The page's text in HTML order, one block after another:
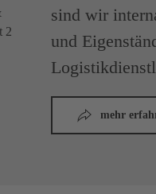
sind wir
und
mehr